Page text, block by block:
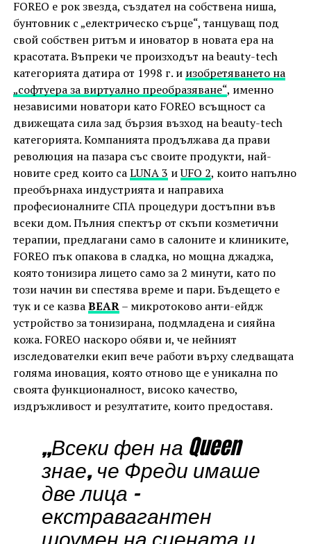
FOREO е рок звезда, създател на собствена ниша,
бунтовник с „електрическо сърце“, танцуващ под
свой собствен ритъм и иноватор в новата ера на
красотата. Въпреки че произходът на beauty-tech
категорията датира от 1998 г. и изобретяването на
„софтуера за виртуално преобразяване“, именно
независими новатори като FOREO всъщност са
движещата сила зад бързия възход на beauty-tech
категорията. Компанията продължава да прави
революция на пазара със своите продукти, най-
новите сред които саLUNA 3 иUFO 2, които напълно
преобърнаха индустрията и направиха
професионалните СПА процедури достъпни във
всеки дом. Пълния спектър от скъпи козметични
терапии, предлагани само в салоните и клиниките,
FOREO пък опакова в сладка, но мощна джаджа,
която тонизира лицето само за 2 минути, като по
този начин ви спестява време и пари. Бъдещето е
тук и се казваBEAR– микротоково анти-ейдж
устройство за тонизирана, подмладена и сияйна
кожа. FOREO наскоро обяви и, че нейният
изследователки екип вече работи върху следващата
голяма иновация, която отново ще е уникална по
своята функционалност, високо качество,
издръжливост и резултатите, които предоставя.
„Всеки фен на Queen
знае, че Фреди имаше
две лица –
екстравагантен